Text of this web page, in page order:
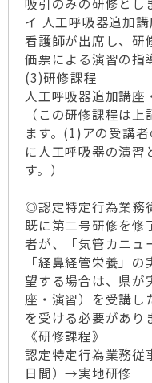
イ 人工呼吸器追加
看護師が出席し、研
価票による演習の指
(3)研修課程
人工呼吸器追加講
（この研修課程は
ます。(1)アの受講
に人工呼吸器の演習
す。）
◎認定特定行為業務
既に第二号研修を修
者が、「気管カニュ
「経鼻経管栄養」
望する場合は、県が
座・演習）を受講し
を受ける必要があり
《研修課程》
認定特定行為業務従
日間）→実地研修